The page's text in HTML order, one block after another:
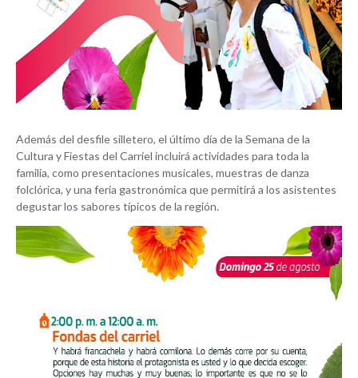
Además del desfile silletero, el último día de la Semana de la
Cultura y Fiestas del Carriel incluirá actividades para toda la
familia, como presentaciones musicales, muestras de danza
folclórica, y una feria gastronómica que permitirá a los asistentes
degustar los sabores típicos de la región.